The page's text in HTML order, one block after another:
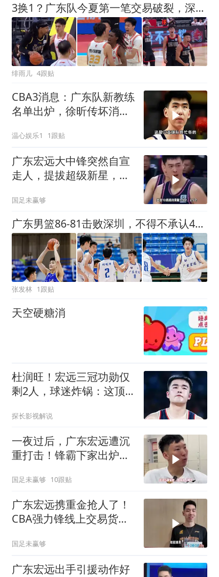
3换1？广东队今夏第一笔交易破裂，深圳男篮拒绝放走王浩然！
绯雨儿 4跟贴
CBA3消息：广东队新教练
名单出炉，徐昕传坏消
温心娱乐1 1跟贴
广东宏远大中锋突然自宣
走人，提拔超级新星，新
国足未赢够
广东男篮86-81击败深圳，不得不承认4个事实，王洪泽关键一锤定音
张发林 1跟贴
天空硬糖消
杜润旺！宏远三冠功勋仅
剩2人，球迷炸锅：这顶
探长影视解说
一夜过后，广东宏远遭沉
重打击！锋霸下家出炉，
国足未赢够 10跟贴
广东宏远携重金抢人了！
CBA强力锋线上交易货
国足未赢够
广东宏远出手引援动作好